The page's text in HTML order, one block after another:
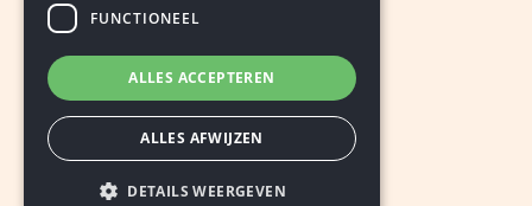
FUNCTIONEEL
ALLES ACCEPTEREN
ALLES AFWIJZEN
DETAILS WEERGEVEN